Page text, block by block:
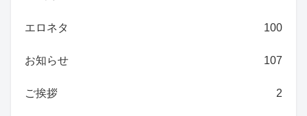
エロネタ 100
お知らせ 107
ご挨拶 2